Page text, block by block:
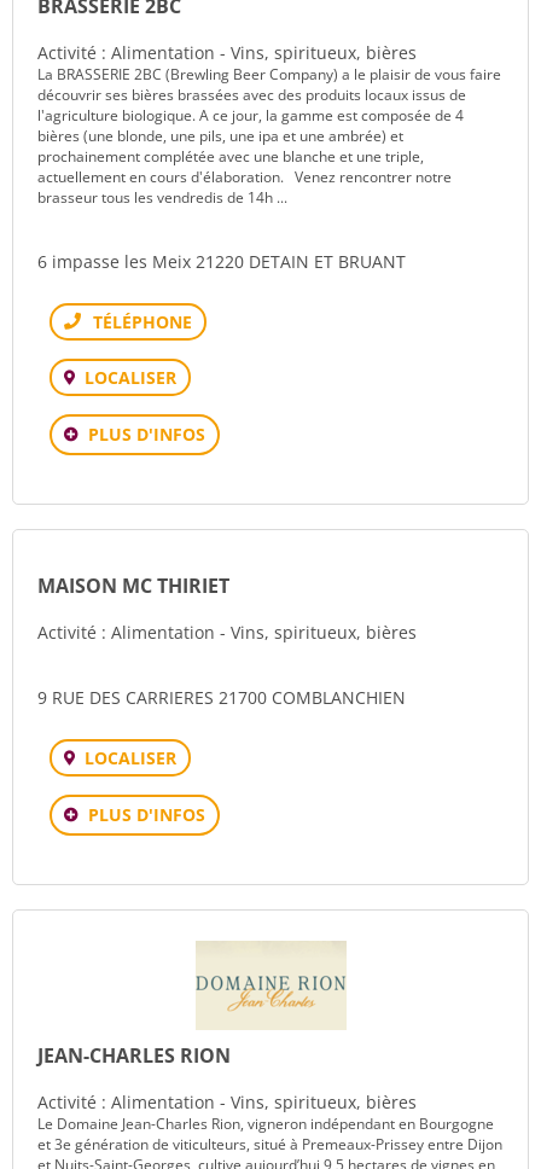
BRASSERIE 2BC
Activité : Alimentation - Vins, spiritueux, bières
La BRASSERIE 2BC (Brewling Beer Company) a le plaisir de vous faire
découvrir ses bières brassées avec des produits locaux issus de
l'agriculture biologique. A ce jour, la gamme est composée de 4
bières (une blonde, une pils, une ipa et une ambrée) et
prochainement complétée avec une blanche et une triple,
actuellement en cours d'élaboration. Venez rencontrer notre
brasseur tous les vendredis de 14h ...
6 impasse les Meix 21220 DETAIN ET BRUANT
Téléphone
LOCALISER
PLUS D'INFOS
MAISON MC THIRIET
Activité : Alimentation - Vins, spiritueux, bières
9 RUE DES CARRIERES 21700 COMBLANCHIEN
LOCALISER
PLUS D'INFOS
JEAN-CHARLES RION
Activité : Alimentation - Vins, spiritueux, bières
Le Domaine Jean-Charles Rion, vigneron indépendant en Bourgogne
et 3e génération de viticulteurs, situé à Premeaux-Prissey entre Dijon
et Nuits-Saint-Georges, cultive aujourd’hui 9,5 hectares de vignes en